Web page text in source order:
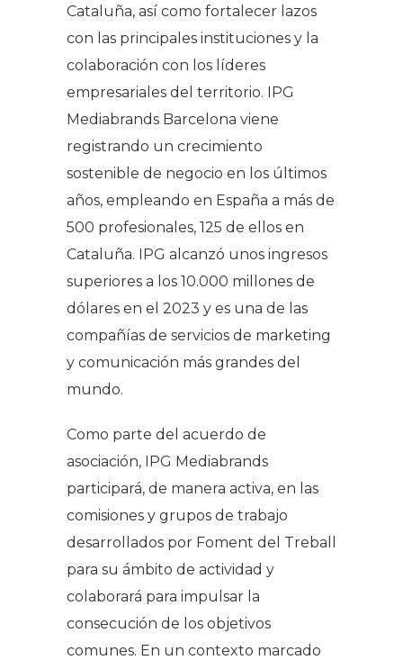
Cataluña, así como fortalecer lazos
con las principales instituciones y la
colaboración con los líderes
empresariales del territorio. IPG
Mediabrands Barcelona viene
registrando un crecimiento
sostenible de negocio en los últimos
años, empleando en España a más de
500 profesionales, 125 de ellos en
Cataluña. IPG alcanzó unos ingresos
superiores a los 10.000 millones de
dólares en el 2023 y es una de las
compañías de servicios de marketing
y comunicación más grandes del
mundo.
Como parte del acuerdo de
asociación, IPG Mediabrands
participará, de manera activa, en las
comisiones y grupos de trabajo
desarrollados por Foment del Treball
para su ámbito de actividad y
colaborará para impulsar la
consecución de los objetivos
comunes. En un contexto marcado